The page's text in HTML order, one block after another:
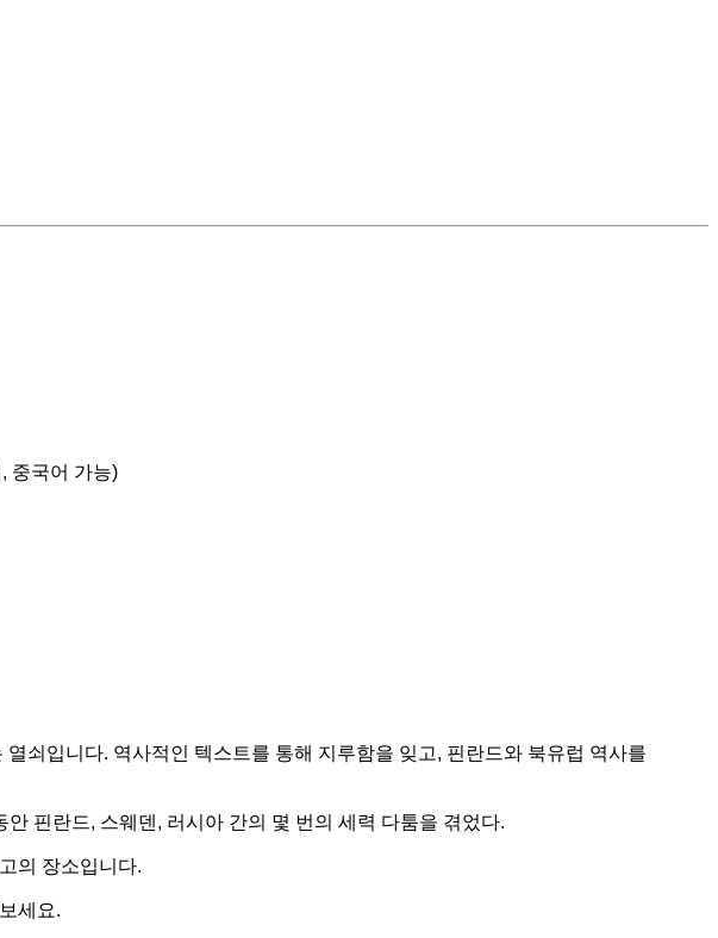
중국어 가능)
쇠입니다. 역사적인 텍스트를 통해 지루함을 잊고, 핀란드와 북유럽 역사를
핀란드, 스웨덴, 러시아 간의 몇 번의 세력 다툼을 겪었다.
의 장소입니다.
세요.